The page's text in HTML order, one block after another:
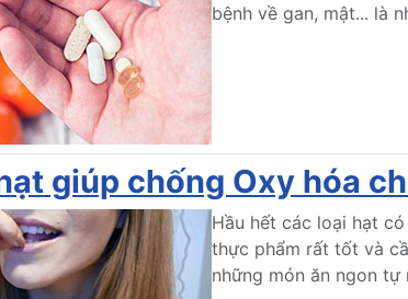
bệnh về gan, mật... là
giúp chống Oxy hóa
Hầu hết các loại hạt
thực phẩm rất tốt và
những món ăn ngon